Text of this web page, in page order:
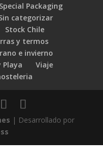
Packaging
categorizar
Stock Chile
y termos
e invierno
Playa
Viaje
| Desarrollado por